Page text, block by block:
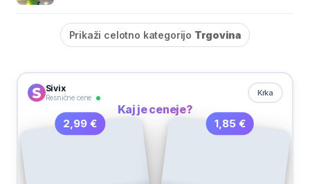
Prikaži celotno kategorijo Trgovina
Sivix
Resnične cene
Krka
Kaj je ceneje?
2,99 € 1,85 €